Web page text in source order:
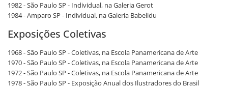
1982 - São Paulo SP - Individual, na Galeria Gerot
1984 - Amparo SP - Individual, na Galeria Babelidu
Exposições Coletivas
1968 - São Paulo SP - Coletivas, na Escola Panamericana de Arte
1970 - São Paulo SP - Coletivas, na Escola Panamericana de Arte
1972 - São Paulo SP - Coletivas, na Escola Panamericana de Arte
1978 - São Paulo SP - Exposição Anual dos Ilustradores do Brasil